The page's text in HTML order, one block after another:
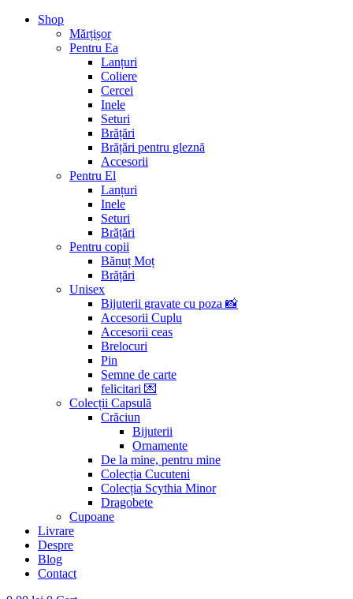
Shop
Mărțișor
Pentru Ea
Lanțuri
Coliere
Cercei
Inele
Seturi
Brățări
Brățări pentru gleznă
Accesorii
Pentru El
Lanțuri
Inele
Seturi
Brățări
Pentru copii
Bănuț Moț
Brățări
Unisex
Bijuterii gravate cu poza 📸
Accesorii Cuplu
Accesorii ceas
Brelocuri
Pin
Semne de carte
felicitari 💌
Colecții Capsulă
Crăciun
Bijuterii
Ornamente
De la mine, pentru mine
Colecția Cucuteni
Colecția Scythia Minor
Dragobete
Cupoane
Livrare
Despre
Blog
Contact